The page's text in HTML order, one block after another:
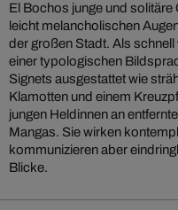
El Bochos junge und solitäre
leicht melancholischen
der großen Stadt. Als
einer typologischen
Signets ausgestattet wie
Klamotten und einem
jungen Heldinnen an
Mangas. Sie wirken
kommunizieren aber
Blicke.